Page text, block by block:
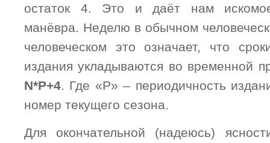
остаток 4. Это и даёт нам
манёвра. Неделю в обычном
человеческом это означает, что
издания укладываются во временной
N*P+4. Где «P» – периодичность
номер текущего сезона.
Для окончательной (надеюсь)